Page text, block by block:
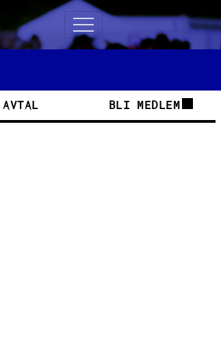
Toggle navigation
AVTAL BLI MEDLEM